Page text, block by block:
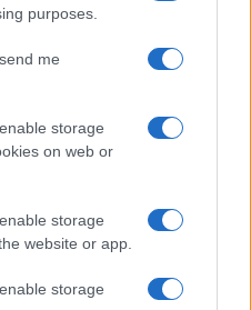
purposes.
me
storage
on web or
storage
website or app.
storage
Ft (új)